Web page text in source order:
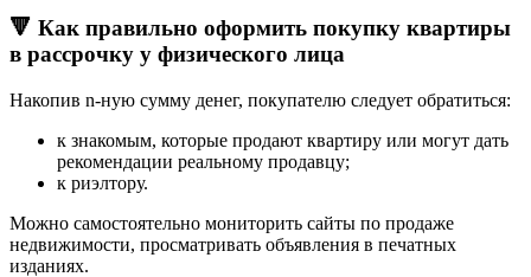
🔻 Как правильно оформить покупку квартиры
в рассрочку у физического лица
Накопив n-ную сумму денег, покупателю следует обратиться:
к знакомым, которые продают квартиру или могут дать
рекомендации реальному продавцу;
к риэлтору.
Можно самостоятельно мониторить сайты по продаже
недвижимости, просматривать объявления в печатных
изданиях.